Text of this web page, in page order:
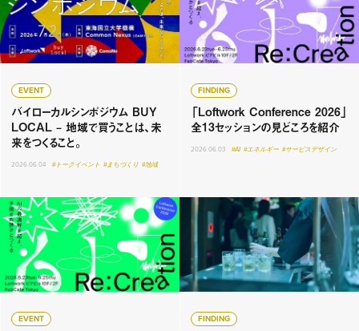
EVENT
バイローカルシンポジウム BUY
LOCAL – 地域で買うことは、未
来をつくること。
2026.06.04 #トークイベント #まちづくり #地域
FINDING
「Loftwork Conference 2026」
全13セッションの見どころを紹介
2026.06.03 #AI #エネルギー #サービスデザイン
EVENT FINDING